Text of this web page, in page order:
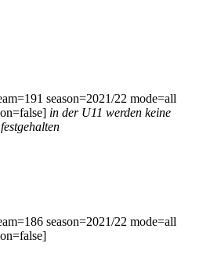
season=2021/22 mode=all
in der U11 werden keine
season=2021/22 mode=all